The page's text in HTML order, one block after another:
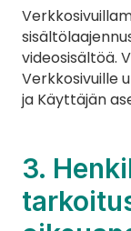
videosisältöä.
Verkkosivuille
ja Käyttäjän
3.